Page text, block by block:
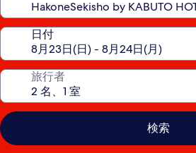
日付
旅行者
検索